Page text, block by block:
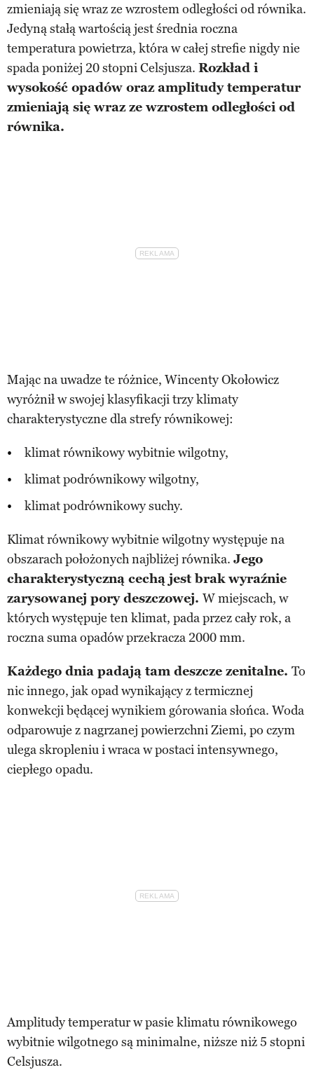
zmieniają się wraz ze wzrostem odległości od równika.
Jedyną stałą wartością jest średnia roczna
temperatura powietrza, która w całej strefie nigdy nie
spada poniżej 20 stopni Celsjusza. Rozkład i
wysokość opadów oraz amplitudy temperatur
zmieniają się wraz ze wzrostem odległości od
równika.
Mając na uwadze te różnice, Wincenty Okołowicz
wyróżnił w swojej klasyfikacji trzy klimaty
charakterystyczne dla strefy równikowej:
klimat równikowy wybitnie wilgotny,
klimat podrównikowy wilgotny,
klimat podrównikowy suchy.
Klimat równikowy wybitnie wilgotny występuje na
obszarach położonych najbliżej równika. Jego
charakterystyczną cechą jest brak wyraźnie
zarysowanej pory deszczowej. W miejscach, w
których występuje ten klimat, pada przez cały rok, a
roczna suma opadów przekracza 2000 mm.
Każdego dnia padają tam deszcze zenitalne. To
nic innego, jak opad wynikający z termicznej
konwekcji będącej wynikiem górowania słońca. Woda
odparowuje z nagrzanej powierzchni Ziemi, po czym
ulega skropleniu i wraca w postaci intensywnego,
ciepłego opadu.
Amplitudy temperatur w pasie klimatu równikowego
wybitnie wilgotnego są minimalne, niższe niż 5 stopni
Celsjusza.